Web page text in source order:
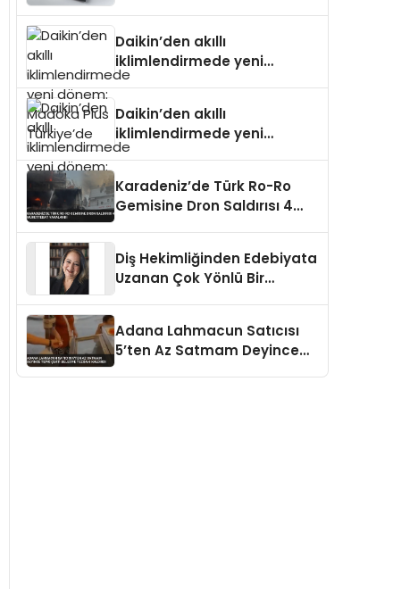
Daikin’den akıllı
iklimlendirmede yeni
dönem: Madoka Plus
Daikin’den akıllı
iklimlendirmede yeni
dönem: Madoka Plus
Karadeniz’de Türk Ro-Ro
Gemisine Dron Saldırısı 4
Diş Hekimliğinden Edebiyata
Uzanan Çok Yönlü Bir
Adana Lahmacun Satıcısı
5’ten Az Satmam Deyince